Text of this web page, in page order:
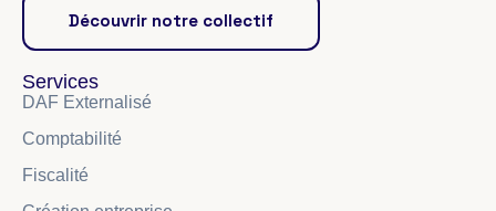
Découvrir notre collectif
Services
DAF Externalisé
Comptabilité
Fiscalité